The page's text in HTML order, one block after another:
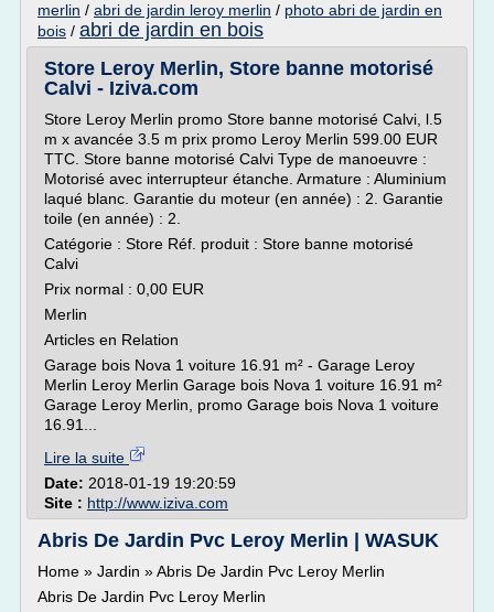
merlin / abri de jardin leroy merlin / photo abri de jardin en
bois / abri de jardin en bois
Store Leroy Merlin, Store banne motorisé
Calvi - Iziva.com
Store Leroy Merlin promo Store banne motorisé Calvi, l.5
m x avancée 3.5 m prix promo Leroy Merlin 599.00 EUR
TTC. Store banne motorisé Calvi Type de manoeuvre :
Motorisé avec interrupteur étanche. Armature : Aluminium
laqué blanc. Garantie du moteur (en année) : 2. Garantie
toile (en année) : 2.
Catégorie : Store Réf. produit : Store banne motorisé
Calvi
Prix normal : 0,00 EUR
Merlin
Articles en Relation
Garage bois Nova 1 voiture 16.91 m² - Garage Leroy
Merlin Leroy Merlin Garage bois Nova 1 voiture 16.91 m²
Garage Leroy Merlin, promo Garage bois Nova 1 voiture
16.91...
Lire la suite
Date: 2018-01-19 19:20:59
Site : http://www.iziva.com
Abris De Jardin Pvc Leroy Merlin | WASUK
Home » Jardin » Abris De Jardin Pvc Leroy Merlin
Abris De Jardin Pvc Leroy Merlin